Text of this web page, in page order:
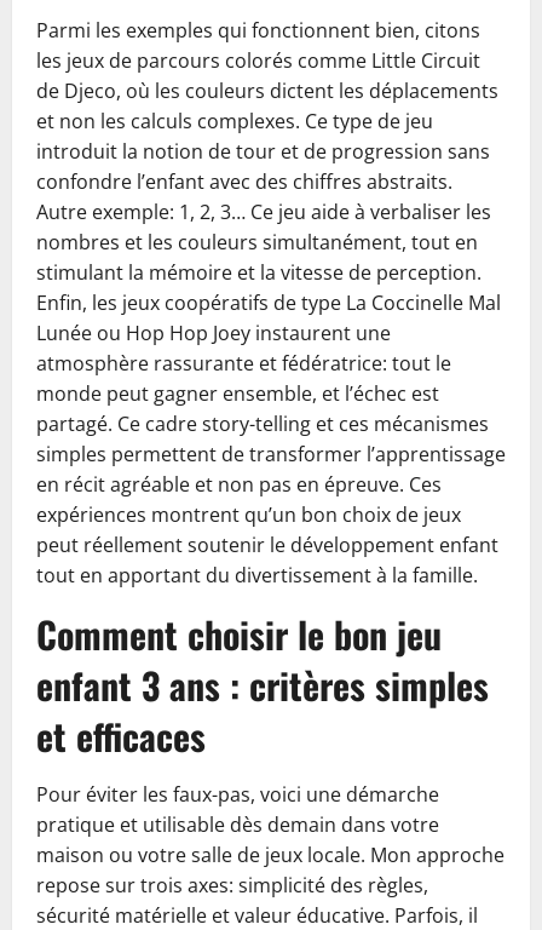
Parmi les exemples qui fonctionnent bien, citons
les jeux de parcours colorés comme Little Circuit
de Djeco, où les couleurs dictent les déplacements
et non les calculs complexes. Ce type de jeu
introduit la notion de tour et de progression sans
confondre l’enfant avec des chiffres abstraits.
Autre exemple: 1, 2, 3… Ce jeu aide à verbaliser les
nombres et les couleurs simultanément, tout en
stimulant la mémoire et la vitesse de perception.
Enfin, les jeux coopératifs de type La Coccinelle Mal
Lunée ou Hop Hop Joey instaurent une
atmosphère rassurante et fédératrice: tout le
monde peut gagner ensemble, et l’échec est
partagé. Ce cadre story-telling et ces mécanismes
simples permettent de transformer l’apprentissage
en récit agréable et non pas en épreuve. Ces
expériences montrent qu’un bon choix de jeux
peut réellement soutenir le développement enfant
tout en apportant du divertissement à la famille.
Comment choisir le bon jeu
enfant 3 ans : critères simples
et efficaces
Pour éviter les faux-pas, voici une démarche
pratique et utilisable dès demain dans votre
maison ou votre salle de jeux locale. Mon approche
repose sur trois axes: simplicité des règles,
sécurité matérielle et valeur éducative. Parfois, il